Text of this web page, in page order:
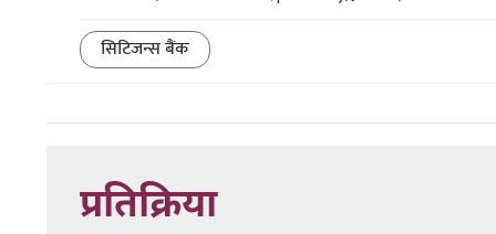
सिटिजन्स बैंक
प्रतिक्रिया